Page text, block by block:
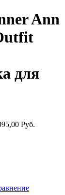
Ann
для
Руб.